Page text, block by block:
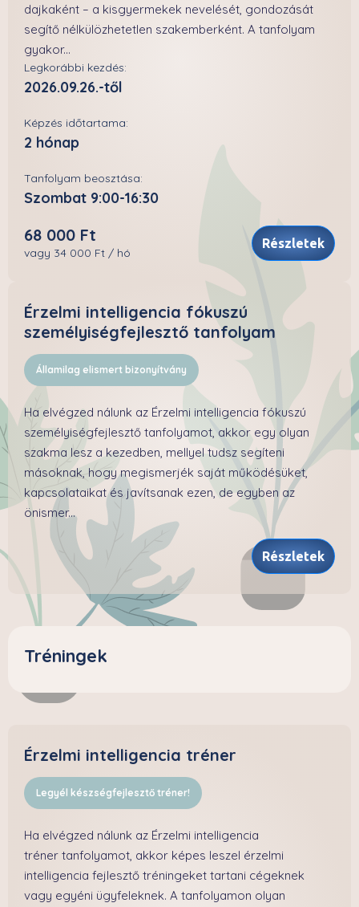
dajkaként – a kisgyermekek nevelését, gondozását
segítő nélkülözhetetlen szakemberként. A tanfolyam
gyakor...
Legkorábbi kezdés:
2026.09.26.-től
Képzés időtartama:
2 hónap
Tanfolyam beosztása:
Szombat 9:00-16:30
68 000 Ft
vagy 34 000 Ft / hó
Részletek
Érzelmi intelligencia fókuszú
személyiségfejlesztő tanfolyam
Államilag elismert bizonyítvány
Ha elvégzed nálunk az Érzelmi intelligencia fókuszú
személyiségfejlesztő tanfolyamot, akkor egy olyan
szakma lesz a kezedben, mellyel tudsz segíteni
másoknak, hogy megismerjék saját működésüket,
kapcsolataikat és javítsanak ezen, de egyben az
önismer...
Részletek
Tréningek
Érzelmi intelligencia tréner
Legyél készségfejlesztő tréner!
Ha elvégzed nálunk az Érzelmi intelligencia
tréner tanfolyamot, akkor képes leszel érzelmi
intelligencia fejlesztő tréningeket tartani cégeknek
vagy egyéni ügyfeleknek. A tanfolyamon olyan